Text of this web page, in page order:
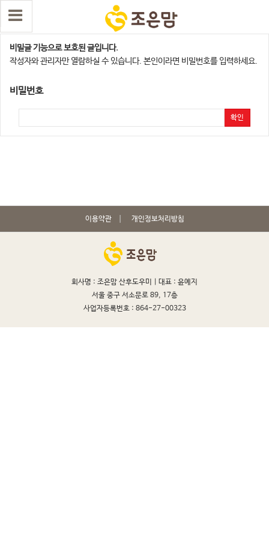
성남지사
비밀글 기능으로 보호된 글입니다.
작성자와 관리자만 열람하실 수 있습니다. 본인이라면 비밀번호를 입력하세요.
비밀번호
확인
이용약관 개인정보처리방침
회사명 : 조은맘 산후도우미 | 대표 : 윤예지
서울 중구 서소문로 89, 17층
사업자등록번호 : 864-27-00323